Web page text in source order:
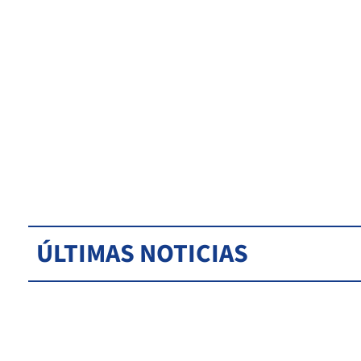
ÚLTIMAS NOTICIAS